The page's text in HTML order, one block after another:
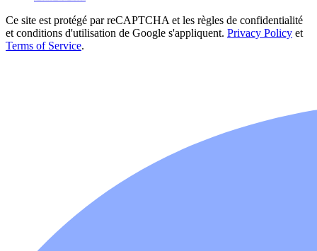
Ce site est protégé par reCAPTCHA et les règles de confidentialité
et conditions d'utilisation de Google s'appliquent. Privacy Policy et
Terms of Service.